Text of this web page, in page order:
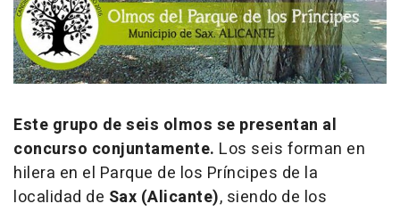
Este grupo de seis olmos se presentan al
concurso conjuntamente. Los seis forman en
hilera en el Parque de los Príncipes de la
localidad de Sax (Alicante), siendo de los